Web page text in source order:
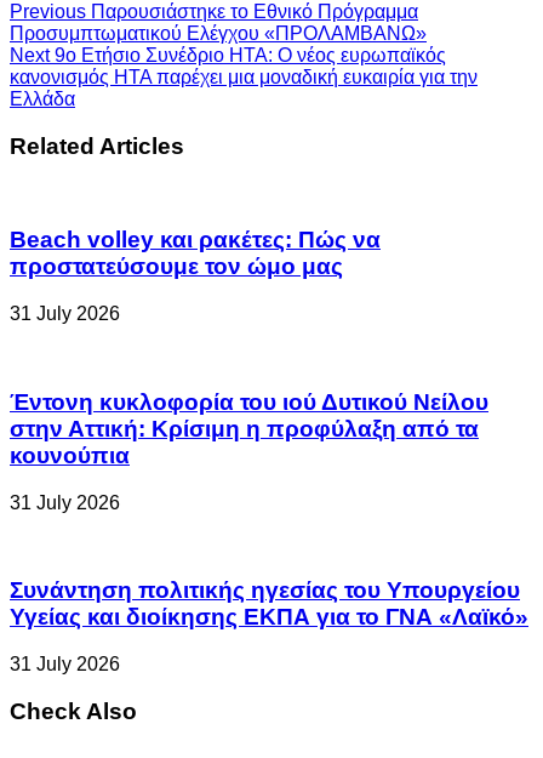
Previous Παρουσιάστηκε το Εθνικό Πρόγραμμα
Προσυμπτωματικού Ελέγχου «ΠΡΟΛΑΜΒΑΝΩ»
Next9ο Ετήσιο Συνέδριο HTA: Ο νέος ευρωπαϊκός
κανονισμός HTA παρέχει μια μοναδική ευκαιρία για την
Ελλάδα
Related Articles
Beach volley και ρακέτες: Πώς να
προστατεύσουμε τον ώμο μας
31 July 2026
Έντονη κυκλοφορία του ιού Δυτικού Νείλου
στην Αττική: Κρίσιμη η προφύλαξη από τα
κουνούπια
31 July 2026
Συνάντηση πολιτικής ηγεσίας του Υπουργείου
Υγείας και διοίκησης ΕΚΠΑ για το ΓΝΑ «Λαϊκό»
31 July 2026
Check Also